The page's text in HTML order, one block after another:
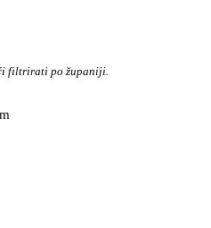
filtrirati po županiji.